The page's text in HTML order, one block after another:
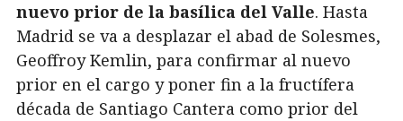
nuevo prior de la basílica del Valle. Hasta
Madrid se va a desplazar el abad de Solesmes,
Geoffroy Kemlin, para confirmar al nuevo
prior en el cargo y poner fin a la fructífera
década de Santiago Cantera como prior del